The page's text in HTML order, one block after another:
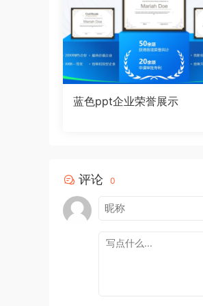
蓝色ppt企业荣誉展示
评论 0